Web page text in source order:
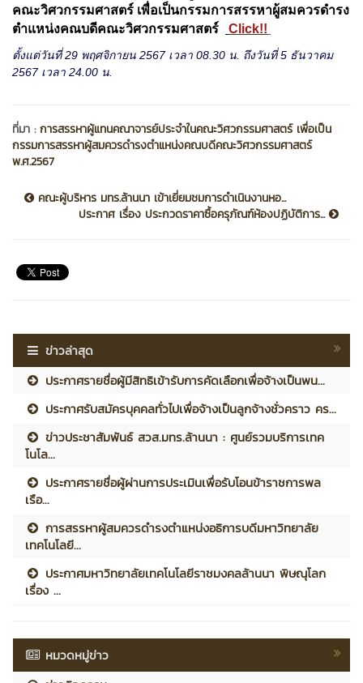
คณะวิศวกรรมศาสตร์ เพื่อเป็นกรรมการสรรหาผู้สมควรดำรง
ตำแหน่งคณบดีคณะวิศวกรรมศาสตร์
Click!!
ตั้งแต่วันที่ 29 พฤศจิกายน 2567 เวลา 08.30 น. ถึงวันที่ 5 ธันวาคม
2567 เวลา 24.00 น.
ที่มา :การสรรหาผู้แทนคณาจารย์ประจำในคณะวิศวกรรมศาสตร์ เพื่อเป็น
กรรมการสรรหาผู้สมควรดำรงตำแหน่งคณบดีคณะวิศวกรรมศาสตร์
พ.ศ.2567
คณะผู้บริหาร มทร.ล้านนา เข้าเยี่ยมชมการดำเนินงานหอ...
ประกาศ เรื่อง ประกวดราคาซื้อครุภัณฑ์ห้องปฏิบัติการ...
ข่าวล่าสุด
ประกาศรายชื่อผู้มีสิทธิเข้ารับการคัดเลือกเพื่อจ้างเป็นพน...
ประกาศรับสมัครบุคคลทั่วไปเพื่อจ้างเป็นลูกจ้างชั่วคราว คร...
ข่าวประชาสัมพันธ์ สวส.มทร.ล้านนา : ศูนย์รวมบริการเทค
โนโล...
ประกาศรายชื่อผู้ผ่านการประเมินเพื่อรับโอนข้าราชการพล
เรือ...
การสรรหาผู้สมควรดำรงตำแหน่งอธิการบดีมหาวิทยาลัย
เทคโนโลยี...
ประกาศมหาวิทยาลัยเทคโนโลยีราชมงคลล้านนา พิษณุโลก
เรื่อง ...
หมวดหมู่ข่าว